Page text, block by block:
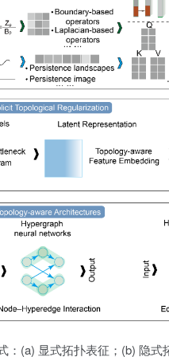
：(a) 显式拓扑表征；(b) 隐